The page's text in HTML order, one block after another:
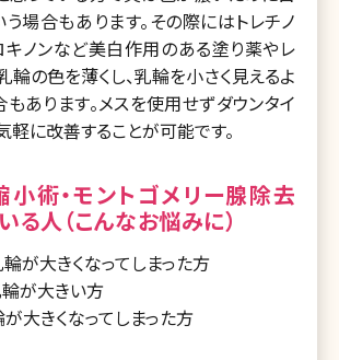
場合もあります。その際にはトレチノ
キノンなど美白作用のある塗り薬やレ
の色を薄くし、乳輪を小さく見えるよ
あります。メスを使用せずダウンタイ
に改善することが可能です。
小術・モントゴメリー腺除去
る人（こんなお悩みに）
が大きくなってしまった方
輪が大きい方
大きくなってしまった方